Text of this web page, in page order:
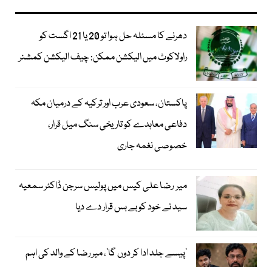
دھرنے کا مسئلہ حل ہوا تو 20 یا 21 اگست کو
راولاکوٹ میں الیکشن ممکن: چیف الیکشن کمشنر
پاکستان، سعودی عرب اور ترکیہ کے درمیان مکہ
دفاعی معاہدے کو تاریخی سنگ میل قرار،
خصوصی نغمہ جاری
میر رضا علی کیس میں پولیس سرجن ڈاکٹر سمعیہ
سید نے خود کو بے بس قرار دے دیا
’پیسے جلد ادا کر دوں گا‘، میر رضا کے والد کی اہم